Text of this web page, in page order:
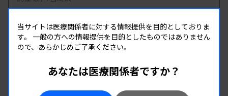
当サイトは医療関係者に対する情報提供を目的としておりま
す。 一般の方への情報提供を目的としたものではありません
ので、あらかじめご了承ください。
あなたは医療関係者ですか？